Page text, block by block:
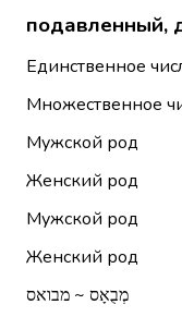
подавленный,
Единственное
Множественное
Мужской род
Женский род
Мужской род
Женский род
מְבֻאָס ~ מבואס